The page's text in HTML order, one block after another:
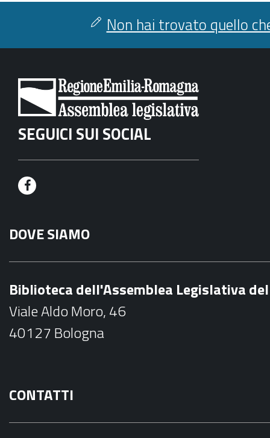
Non hai trovato quello
SEGUICI SUI SOCIAL
F
c
e
o
k
DOVE SIAMO
Biblioteca dell'Assemblea Legislativa
Viale Aldo Moro, 46
40127 Bologna
CONTATTI